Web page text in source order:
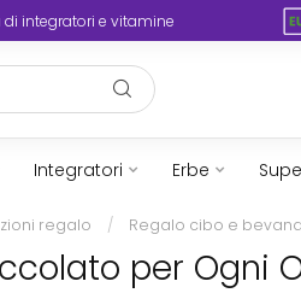
integratori e vitamine
Integratori Erbe
regalo / Regalo cibo e
per Ogni